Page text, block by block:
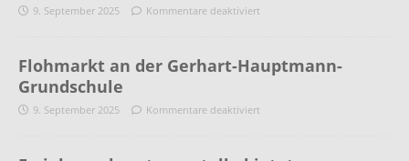
9. September 2025 Kommentare deaktiviert
Flohmarkt an der Gerhart-Hauptmann-
Grundschule
9. September 2025 Kommentare deaktiviert